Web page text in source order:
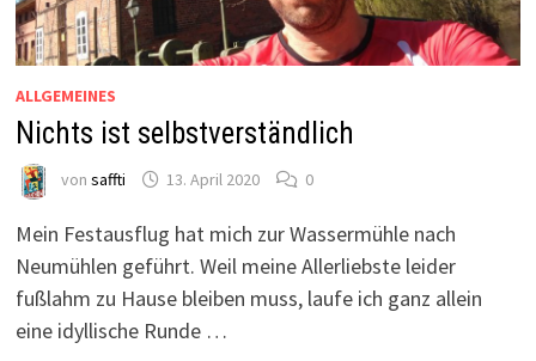
ALLGEMEINES
Nichts ist selbstverständlich
von saffti 13. April 2020 0
Mein Festausflug hat mich zur Wassermühle nach
Neumühlen geführt. Weil meine Allerliebste leider
fußlahm zu Hause bleiben muss, laufe ich ganz allein
eine idyllische Runde …